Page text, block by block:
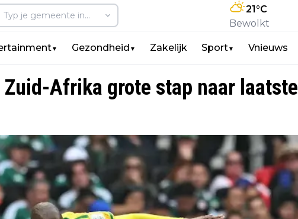
21°C
Bewolkt
▼ Gezondheid ▼ Zakelijk Sport▼ Vnieuws
Afrika grote stap naar laatste